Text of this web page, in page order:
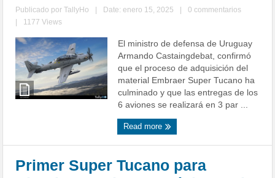
Publicado porTallyHo Date: enero 15, 2025
0 commentarios
1177 Views
El ministro de defensa de Uruguay
Armando Castaingdebat, confirmó
que el proceso de adquisición del
material Embraer Super Tucano ha
culminado y que las entregas de los
6 aviones se realizará en 3 par ...
Read more
Primer Super Tucano para